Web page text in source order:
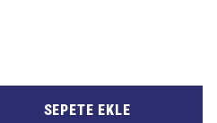
SEPETE EKLE